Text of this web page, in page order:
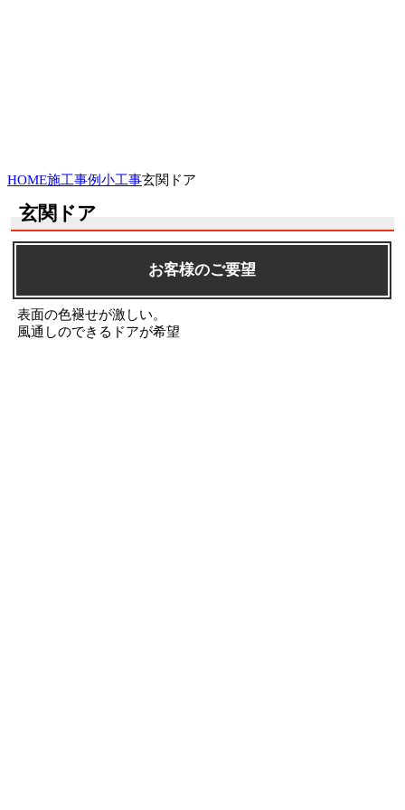
HOME施工事例小工事玄関ドア
玄関ドア
お客様のご要望
表面の色褪せが激しい。
風通しのできるドアが希望